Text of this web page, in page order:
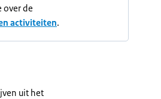
over de
activiteiten.
uit het